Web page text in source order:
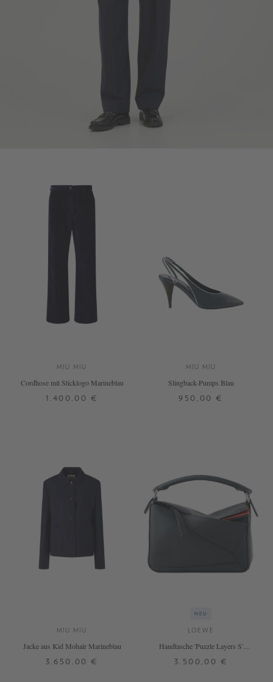
MIU MIU
Cordhose mit Sticklogo Marineblau
1.400,00 €
MIU MIU
Slingback-Pumps Blau
950,00 €
MIU MIU
Jacke aus Kid Mohair Marineblau
3.650,00 €
NEU
LOEWE
Handtasche 'Puzzle Layers S'
3.500,00 €